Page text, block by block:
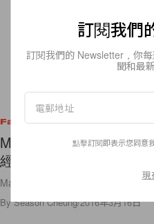
Fashion
Madewell 2016 春季系列
經售罄！
Madewell
BySeason Cheung/2016年3月16日
訂閱我們
訂閱我們的 Newsletter，你
聞和最
點擊訂閱即表示您同意
現